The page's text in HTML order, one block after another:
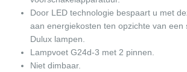
Door LED technologie bespaart u met
aan energiekosten ten opzichte van een
Dulux lampen.
Lampvoet G24d-3 met 2 pinnen.
Niet dimbaar.